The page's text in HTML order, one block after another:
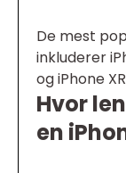
De mest
inkluderer
og iPhone
Hvor
en